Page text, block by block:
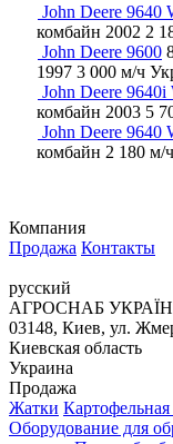
John Deere 9640
комбайн 2002 2
John Deere 9600
1997 3 000 м/ч
John Deere 9640i
комбайн 2003 5
John Deere 9640
комбайн 2 180 м/ч
Компания
Продажа Контакты
русский
АГРОСНАБ
03148, Киев, ул.
Киевская область
Украина
Продажа
Жатки Картофельная
Оборудование для